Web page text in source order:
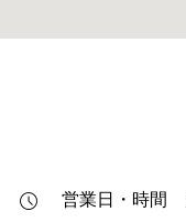
営業日・時間